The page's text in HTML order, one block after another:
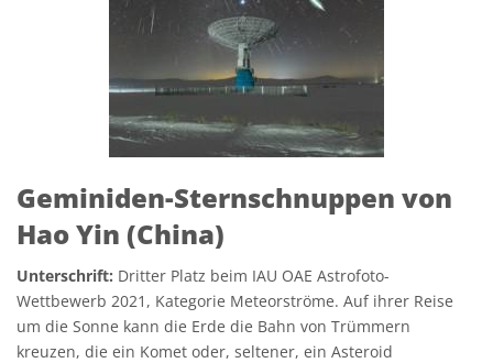
Geminiden-Sternschnuppen von
Hao Yin (China)
Unterschrift: Dritter Platz beim IAU OAE Astrofoto-
Wettbewerb 2021, Kategorie Meteorströme. Auf ihrer Reise
um die Sonne kann die Erde die Bahn von Trümmern
kreuzen, die ein Komet oder, seltener, ein Asteroid